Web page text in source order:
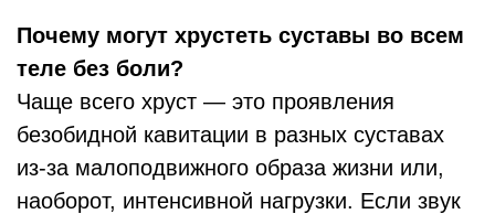
Почему могут хрустеть суставы во всем
теле без боли?
Чаще всего хруст — это проявления
безобидной кавитации в разных суставах
из-за малоподвижного образа жизни или,
наоборот, интенсивной нагрузки. Если звук